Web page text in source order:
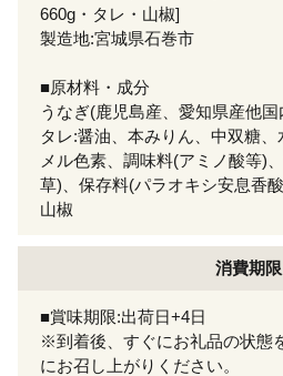
660g・タレ・山椒]
製造地:宮城県石巻市
■原材料・成分
うなぎ(鹿児島産、愛知県産他国
タレ:醤油、本みりん、中双糖
メル色素、調味料(アミノ酸等)
草)、保存料(パラオキシ安息香
山椒
消費期限
■賞味期限:出荷日+4日
※到着後、すぐにお礼品の状態
にお召し上がりください。